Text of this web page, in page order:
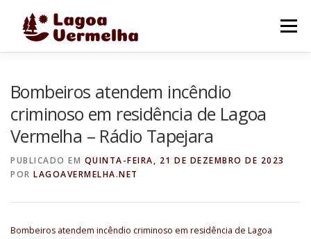
Menu
FALE CONOSCO
Bombeiros atendem incêndio
criminoso em residência de Lagoa
Vermelha – Rádio Tapejara
PUBLICADO EM QUINTA-FEIRA, 21 DE DEZEMBRO DE 2023
POR LAGOAVERMELHA.NET
Bombeiros atendem incêndio criminoso em residência de Lagoa